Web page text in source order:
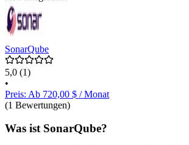
SonarQube
5,0 (1)
•
Preis: Ab 720,00 $ / Monat
(1 Bewertungen)
Was ist SonarQube?